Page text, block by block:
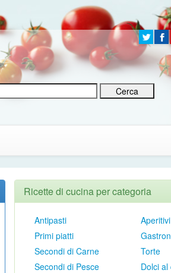
Ricette di cucina per categoria
Antipasti
Primi piatti
Secondi di Carne
Secondi di Pesce
Torte
Dolci al